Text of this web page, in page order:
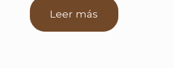
Leer más